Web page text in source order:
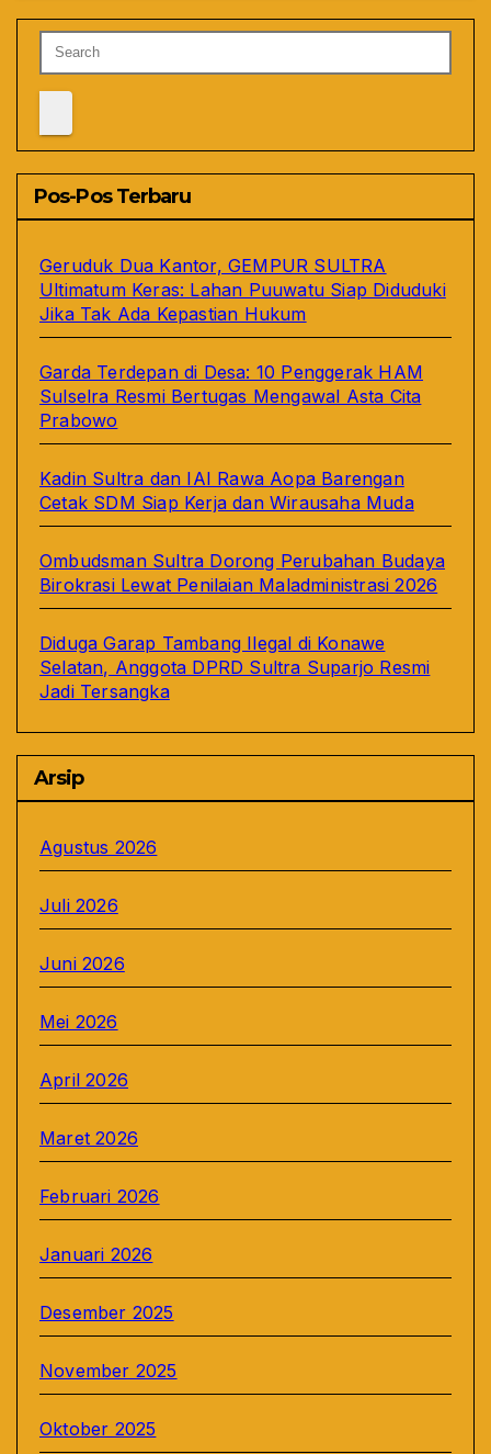
Pos-Pos Terbaru
Geruduk Dua Kantor, GEMPUR SULTRA
Ultimatum Keras: Lahan Puuwatu Siap Diduduki
Jika Tak Ada Kepastian Hukum
Garda Terdepan di Desa: 10 Penggerak HAM
Sulselra Resmi Bertugas Mengawal Asta Cita
Prabowo
Kadin Sultra dan IAI Rawa Aopa Barengan
Cetak SDM Siap Kerja dan Wirausaha Muda
Ombudsman Sultra Dorong Perubahan Budaya
Birokrasi Lewat Penilaian Maladministrasi 2026
Diduga Garap Tambang Ilegal di Konawe
Selatan, Anggota DPRD Sultra Suparjo Resmi
Jadi Tersangka
Arsip
Agustus 2026
Juli 2026
Juni 2026
Mei 2026
April 2026
Maret 2026
Februari 2026
Januari 2026
Desember 2025
November 2025
Oktober 2025